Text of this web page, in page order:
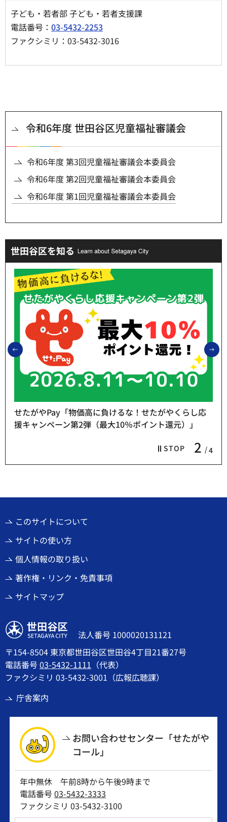
子ども・若者部 子ども・若者支援課
電話番号： 03-5432-2253
ファクシミリ：03-5432-3016
令和6年度 世田谷区児童福祉審議会
令和6年度 第3回児童福祉審議会本委員会
令和6年度 第2回児童福祉審議会本委員会
令和6年度 第1回児童福祉審議会本委員会
世田谷区を知る
前のスライドを表示
STOP 2 4
せたがやPay「物価高に負けるな！せたがやくらし応
援キャンペーン第2弾（最大10％ポイント還元）」
このサイトについて
サイトの使い方
個人情報の取り扱い
著作権・リンク・免責事項
サイトマップ
世田谷区
法人番号 1000020131121
〒154-8504 東京都世田谷区世田谷4丁目21番27号
電話番号03-5432-1111 （代表）
ファクシミリ 03-5432-3001（広報広聴課）
庁舎案内
お問い合わせセンター「せたがや
コール」
年中無休 午前8時から午後9時まで
電話番号03-5432-3333
ファクシミリ 03-5432-3100